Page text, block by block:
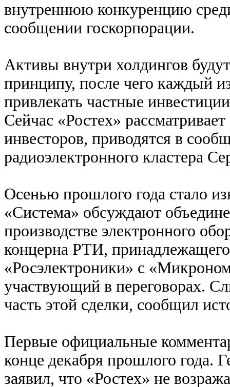
внутреннюю конкуренцию
сообщении госкорпорации.
Активы внутри холдингов
принципу, после чего каждый
привлекать частные
Сейчас «Ростех»
инвесторов, приводятся в
радиоэлектронного кластера
Осенью прошлого года стало
«Система» обсуждают
производстве электронного
концерна РТИ,
«Росэлектроники» с
участвующий в переговорах.
часть этой сделки, сообщил
Первые официальные
конце декабря прошлого года.
заявил, что «Ростех» не